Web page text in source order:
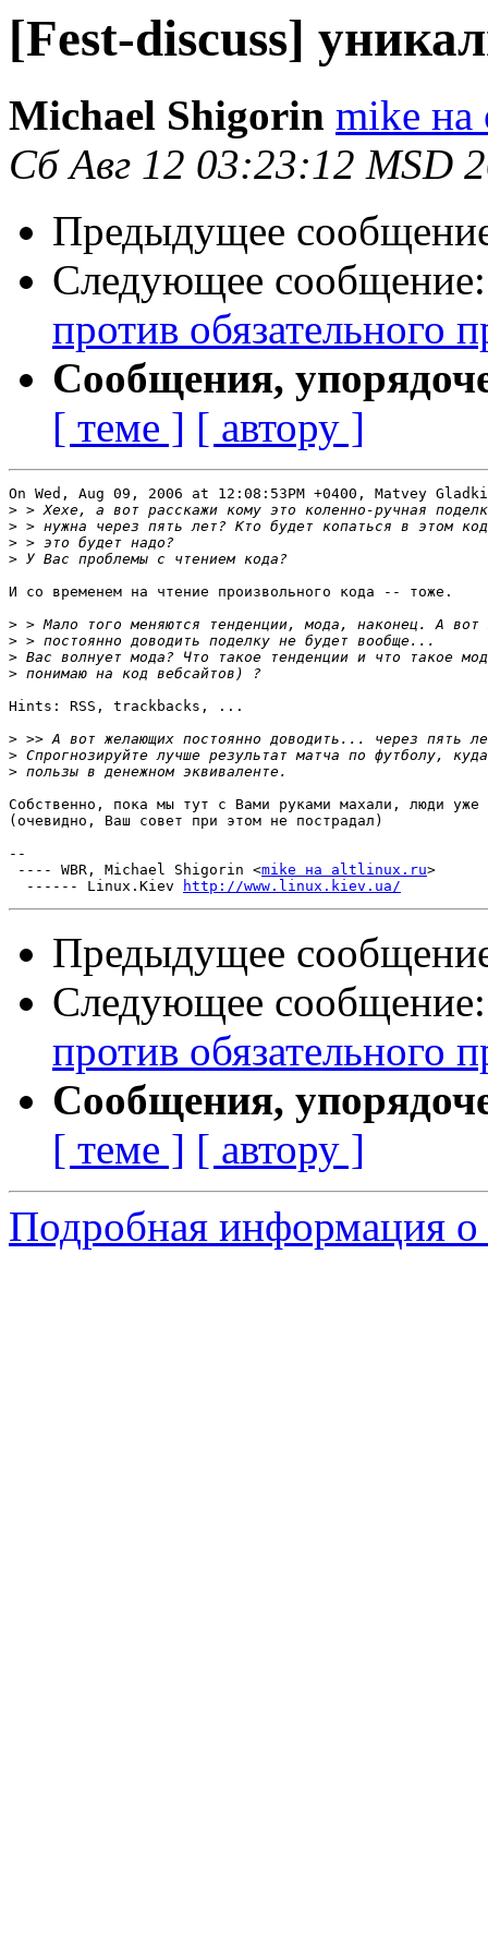
[Fest-discuss]
Michael Shigorin mike на
Сб Авг 12 03:23:12 MSD
Предыдущее
Следующее
против обязательного
Сообщения,
[ теме ] [ автору ]
On Wed, Aug 09, 2006 at 12:08:53PM +0400, Matvey
>
>
>
>
И со временем на чтение произвольного кода -- тоже.
>
>
>
>
Hints: RSS, trackbacks, ...
>
>
>
Собственно, пока мы тут с Вами руками махали, люди уже
(очевидно, Ваш совет при этом не пострадал)
--
---- WBR, Michael Shigorin <mike на altlinux.ru>
  ------ Linux.Kiev
http://www.linux.kiev.ua/
Предыдущее
Следующее
против обязательного
Сообщения,
[ теме ] [ автору ]
Подробная информация о